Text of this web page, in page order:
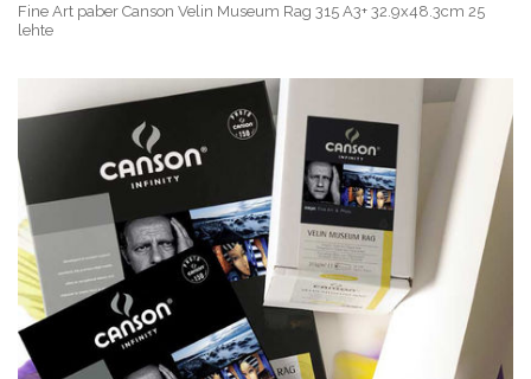
Fine Art paber Canson Velin Museum Rag 315 A3+ 32.9x48.3cm 25
lehte